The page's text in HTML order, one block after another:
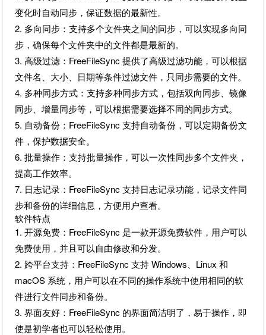
变化时自动同步，保证数据的最新性。
2. 多向同步：支持多个文件夹之间的同步，可以实现多向同
步，确保每个文件夹中的文件都是最新的。
3. 高级过滤：FreeFileSync 提供了高级过滤功能，可以根据
文件名、大小、日期等条件过滤文件，只同步需要的文件。
4. 多种同步方式：支持多种同步方式，包括双向同步、镜像
同步、增量同步等，可以根据需要选择不同的同步方式。
5. 自动备份：FreeFileSync 支持自动备份，可以定期备份文
件，保护数据安全。
6. 批量操作：支持批量操作，可以一次性同步多个文件夹，
提高工作效率。
7. 日志记录：FreeFileSync 支持日志记录功能，记录文件同
步和备份的详细信息，方便用户查看。
软件特点
1. 开源免费：FreeFileSync 是一款开源免费软件，用户可以
免费使用，并且可以自由修改和分发。
2. 跨平台支持：FreeFileSync 支持 Windows、Linux 和
macOS 系统，用户可以在不同的操作系统中使用相同的软
件进行文件同步和备份。
3. 界面友好：FreeFileSync 的界面简洁明了，易于操作，即
使是初学者也可以轻松使用。